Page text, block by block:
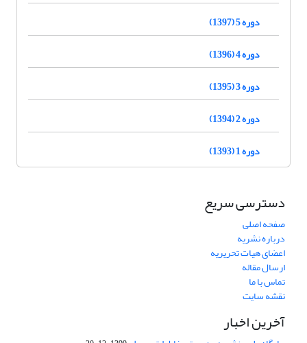
دوره 5 (1397)
دوره 4 (1396)
دوره 3 (1395)
دوره 2 (1394)
دوره 1 (1393)
دسترسی سریع
صفحه اصلی
درباره نشریه
اعضای هیات تحریریه
ارسال مقاله
تماس با ما
نقشه سایت
آخرین اخبار